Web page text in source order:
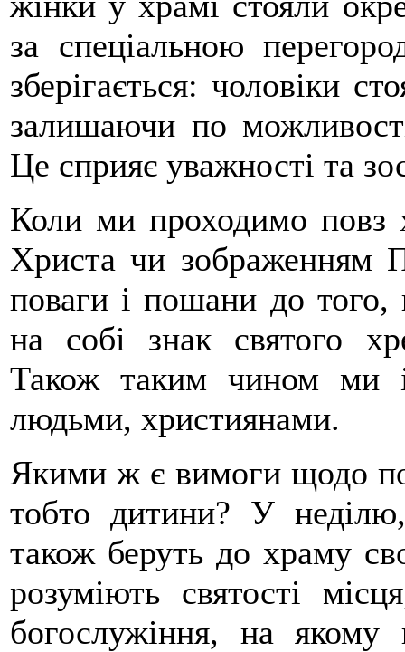
за спеціальною
зберігається: чоловіки
залишаючи по
Це сприяє уважності та
Коли ми проходимо повз
Христа чи зображенням
поваги і пошани до
на собі знак святого
Також таким чином ми
людьми, християнами.
Якими ж є вимоги щодо
тобто дитини? У
також беруть до храму
розуміють святості
богослужіння, на якому